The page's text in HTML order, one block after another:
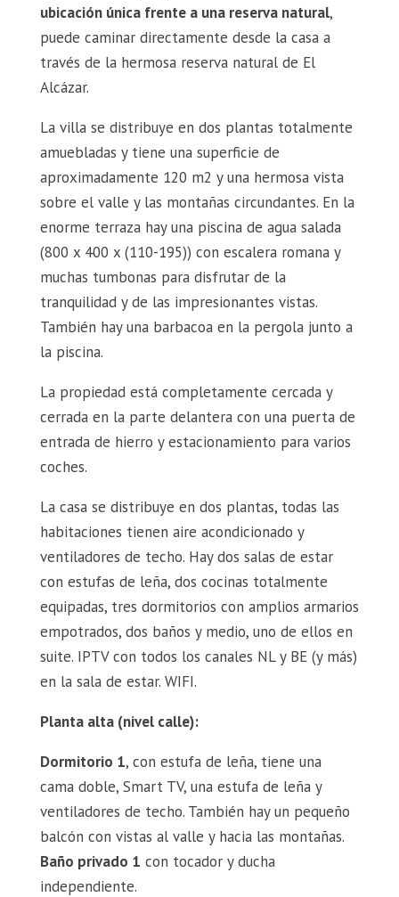
ubicación única frente a una reserva natural,
puede caminar directamente desde la casa a
través de la hermosa reserva natural de El
Alcázar.
La villa se distribuye en dos plantas totalmente
amuebladas y tiene una superficie de
aproximadamente 120 m2 y una hermosa vista
sobre el valle y las montañas circundantes. En la
enorme terraza hay una piscina de agua salada
(800 x 400 x (110-195)) con escalera romana y
muchas tumbonas para disfrutar de la
tranquilidad y de las impresionantes vistas.
También hay una barbacoa en la pergola junto a
la piscina.
La propiedad está completamente cercada y
cerrada en la parte delantera con una puerta de
entrada de hierro y estacionamiento para varios
coches.
La casa se distribuye en dos plantas, todas las
habitaciones tienen aire acondicionado y
ventiladores de techo. Hay dos salas de estar
con estufas de leña, dos cocinas totalmente
equipadas, tres dormitorios con amplios armarios
empotrados, dos baños y medio, uno de ellos en
suite. IPTV con todos los canales NL y BE (y más)
en la sala de estar. WIFI.
Planta alta (nivel calle):
Dormitorio 1, con estufa de leña, tiene una
cama doble, Smart TV, una estufa de leña y
ventiladores de techo. También hay un pequeño
balcón con vistas al valle y hacia las montañas.
Baño privado 1 con tocador y ducha
independiente.